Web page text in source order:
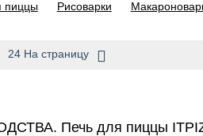
пиццы Рисоварки
24 На страницу
Печь для пиццы